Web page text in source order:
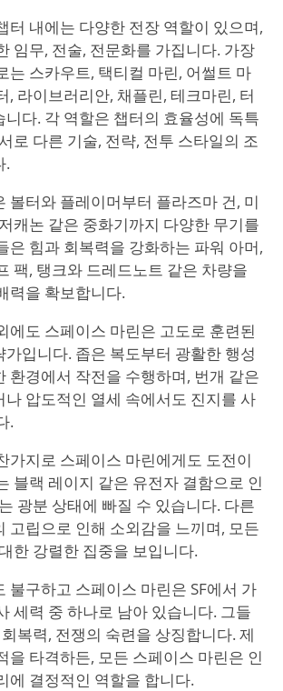
터 내에는 다양한 전장 역할이 있으며,
임무, 전술, 전문화를 가집니다. 가장
는 스카우트, 택티컬 마린, 어썰트 마
, 라이브러리안, 채플린, 테크마린, 터
다. 각 역할은 챕터의 효율성에 독특
로 다른 기술, 전략, 전투 스타일의 조
.
볼터와 플레이머부터 플라즈마 건, 미
캐논 같은 중화기까지 다양한 무기를
은 힘과 회복력을 강화하는 파워 아머,
팩, 탱크와 드레드노트 같은 차량을
력을 확보합니다.
에도 스페이스 마린은 고도로 훈련된
입니다. 좁은 복도부터 광활한 행성
환경에서 작전을 수행하며, 번개 같은
나 압도적인 열세 속에서도 진지를 사
.
가지로 스페이스 마린에게도 도전이
블랙 레이지 같은 유전자 결함으로 인
광분 상태에 빠질 수 있습니다. 다른
고립으로 인해 소외감을 느끼며, 모든
한 강렬한 집중을 보입니다.
불구하고 스페이스 마린은 SF에서 가
세력 중 하나로 남아 있습니다. 그들
복력, 전쟁의 숙련을 상징합니다. 제
을 타격하든, 모든 스페이스 마린은 인
에 결정적인 역할을 합니다.